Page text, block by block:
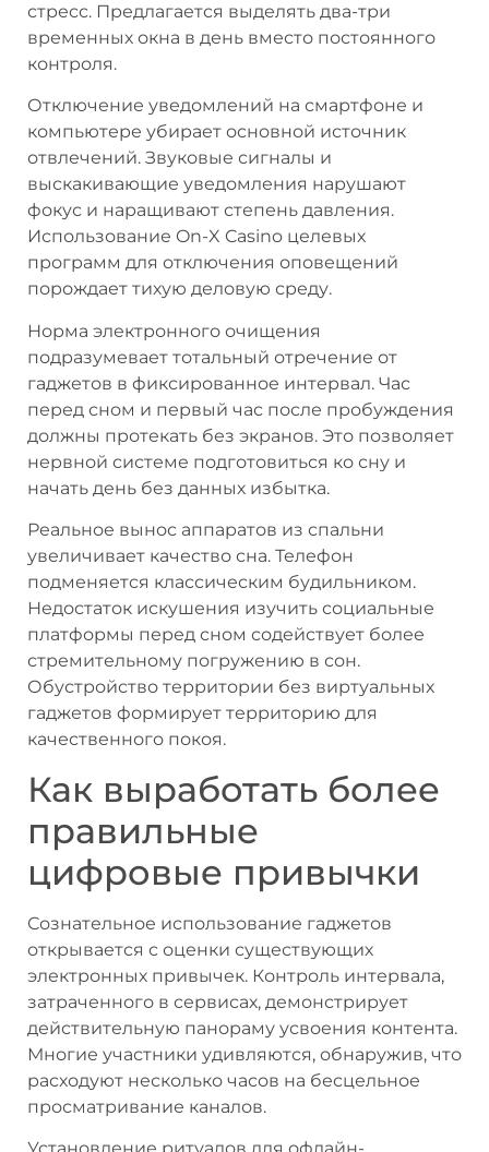
стресс. Предлагается выделять два-три
временных окна в день вместо постоянного
контроля.
Отключение уведомлений на смартфоне и
компьютере убирает основной источник
отвлечений. Звуковые сигналы и
выскакивающие уведомления нарушают
фокус и наращивают степень давления.
Использование On-X Casino целевых
программ для отключения оповещений
порождает тихую деловую среду.
Норма электронного очищения
подразумевает тотальный отречение от
гаджетов в фиксированное интервал. Час
перед сном и первый час после пробуждения
должны протекать без экранов. Это позволяет
нервной системе подготовиться ко сну и
начать день без данных избытка.
Реальное вынос аппаратов из спальни
увеличивает качество сна. Телефон
подменяется классическим будильником.
Недостаток искушения изучить социальные
платформы перед сном содействует более
стремительному погружению в сон.
Обустройство территории без виртуальных
гаджетов формирует территорию для
качественного покоя.
Как выработать более
правильные
цифровые привычки
Сознательное использование гаджетов
открывается с оценки существующих
электронных привычек. Контроль интервала,
затраченного в сервисах, демонстрирует
действительную панораму усвоения контента.
Многие участники удивляются, обнаружив, что
расходуют несколько часов на бесцельное
просматривание каналов.